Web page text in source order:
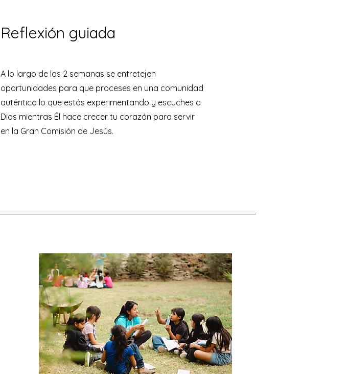
Reflexión guiada
A lo largo de las 2 semanas se entretejen
oportunidades para que proceses en una comunidad
auténtica lo que estás experimentando y escuches a
Dios mientras Él hace crecer tu corazón para servir
en la Gran Comisión de Jesús.